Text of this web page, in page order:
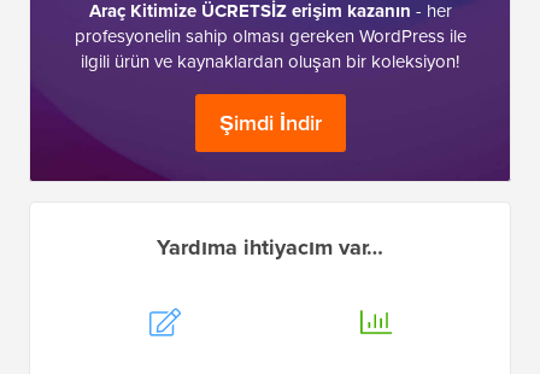
Araç Kitimize ÜCRETSİZ erişim kazanın - her
profesyonelin sahip olması gereken WordPress ile
ilgili ürün ve kaynaklardan oluşan bir koleksiyon!
Şimdi İndir
Yardıma ihtiyacım var…